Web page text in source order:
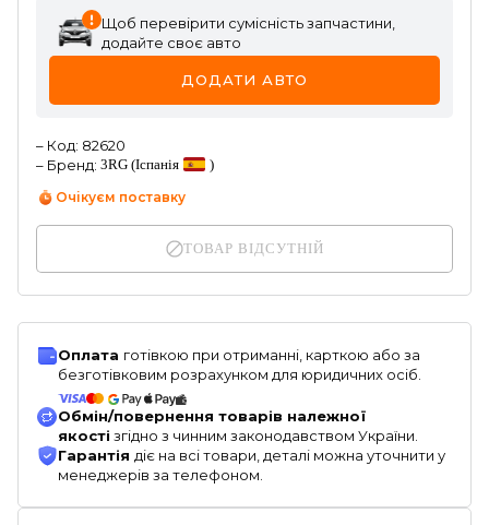
Щоб перевірити сумісність запчастини,
додайте своє авто
ДОДАТИ АВТО
– Код: 82620
– Бренд: 3RG (Іспанія
)
Очікуєм поставку
ТОВАР ВІДСУТНІЙ
Оплата готівкою при отриманні, карткою або за
безготівковим розрахунком для юридичних осіб.
Обмін/повернення товарів належної
якості згідно з чинним законодавством України.
Гарантія діє на всі товари, деталі можна уточнити у
менеджерів за телефоном.